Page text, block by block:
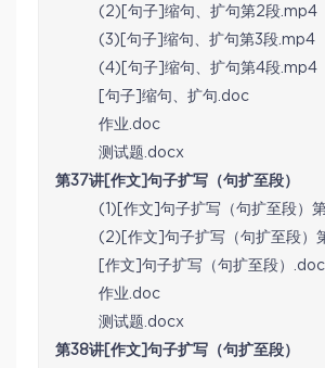
(2)[句子]缩句、扩句第2段.mp4
(3)[句子]缩句、扩句第3段.mp4
(4)[句子]缩句、扩句第4段.mp4
[句子]缩句、扩句.doc
作业.doc
测试题.docx
第37讲[作文]句子扩写（句扩至段）
(1)[作文]句子扩写（句扩至段）
(2)[作文]句子扩写（句扩至段）
[作文]句子扩写（句扩至段）.doc
作业.doc
测试题.docx
第38讲[作文]句子扩写（句扩至段）